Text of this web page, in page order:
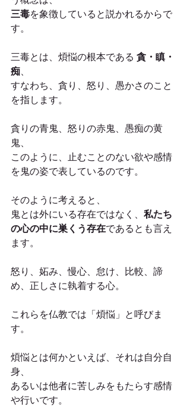
三毒を象徴していると説かれるからで
す。
三毒とは、煩悩の根本である 貪・瞋・
痴、
すなわち、貪り、怒り、愚かさのこと
を指します。
貪りの青鬼、怒りの赤鬼、愚痴の黄
鬼、
このように、止むことのない欲や感情
を鬼の姿で表しているのです。
そのように考えると、
鬼とは外にいる存在ではなく、 私たち
の心の中に巣くう存在であるとも言え
ます。
怒り、妬み、慢心、怠け、比較、諦
め、正しさに執着する心。
これらを仏教では「煩悩」と呼びま
す。
煩悩とは何かといえば、それは自分自
身、
あるいは他者に苦しみをもたらす感情
や行いです。